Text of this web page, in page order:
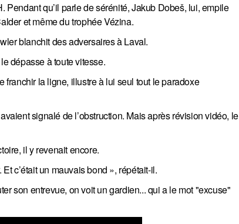
Pendant qu’il parle de sérénité, Jakub Dobeš, lui, empile
et même du trophée Vézina.
blanchit des adversaires à Laval.
dépasse à toute vitesse.
franchir la ligne, illustre à lui seul tout le paradoxe
signalé de l’obstruction. Mais après révision vidéo, le
il y revenait encore.
c’était un mauvais bond », répétait-il.
son entrevue, on voit un gardien... qui a le mot "excuse"